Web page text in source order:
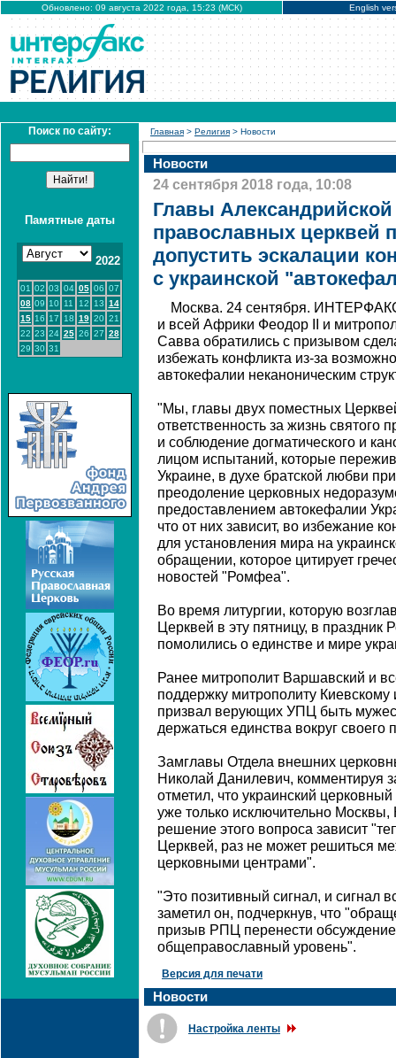
Обновлено: 09 августа 2022 года, 15:23 (МСК) English
Поиск по сайту:
Памятные даты
2022
01 02 03 04 05 06 07
08 09 10 11 12 13 14
15 16 17 18 19 20 21
22 23 24 25 26 27 28
29 30 31
Главная > Религия > Новости
Новости
24 сентября 2018 года, 10:08
Главы
православных церквей
допустить эскалации
с украинской
Москва. 24 сентября.
и всей Африки Феодор II и
Савва обратились с призывом
избежать конфликта из-за
автокефалии неканоническим
"Мы, главы двух поместных
ответственность за жизнь святого
и соблюдение догматического и
лицом испытаний, которые
Украине, в духе братской любви
преодоление церковных
предоставлением автокефалии
что от них зависит, во избежание
для установления мира на
обращении, которое цитирует
новостей "Ромфеа".
Во время литургии, которую
Церквей в эту пятницу, в
помолились о единстве и мире
Ранее митрополит Варшавский и
поддержку митрополиту
призвал верующих УПЦ быть
держаться единства вокруг своего
Замглавы Отдела внешних
Николай Данилевич, комментируя
отметил, что украинский
уже только исключительно
решение этого вопроса зависит
Церквей, раз не может решиться
церковными центрами".
"Это позитивный сигнал, и сигнал
заметил он, подчеркнув, что
призыв РПЦ перенести обсуждение
общеправославный уровень".
Версия для печати
Новости
Настройка ленты